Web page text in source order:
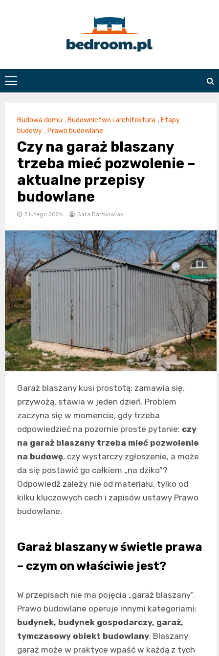
Bedroom.pl
Budowa domu , Budownictwo i architektura , Etapy
budowy , Prawo budowlane
Czy na garaż blaszany
trzeba mieć pozwolenie –
aktualne przepisy
budowlane
7 lutego 2026 Sara Bartkowiak
Garaż blaszany kusi prostotą: zamawia się,
przywożą, stawia w jeden dzień. Problem
zaczyna się w momencie, gdy trzeba
odpowiedzieć na pozornie proste pytanie: czy
na garaż blaszany trzeba mieć pozwolenie
na budowę, czy wystarczy zgłoszenie, a może
da się postawić go całkiem „na dziko”?
Odpowiedź zależy nie od materiału, tylko od
kilku kluczowych cech i zapisów ustawy Prawo
budowlane.
Garaż blaszany w świetle prawa
– czym on właściwie jest?
W przepisach nie ma pojęcia „garaż blaszany”.
Prawo budowlane operuje innymi kategoriami:
budynek, budynek gospodarczy, garaż,
tymczasowy obiekt budowlany. Blaszany
garaż może w praktyce wpaść w każdą z tych